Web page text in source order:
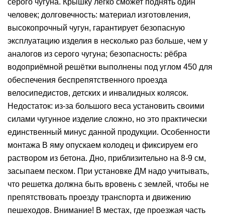
серого чугуна. Крышку легко сможет поднять один
человек; долговечность: материал изготовления,
высокопрочный чугун, гарантирует безопасную
эксплуатацию изделия в несколько раз больше, чем у
аналогов из серого чугуна; безопасность: рёбра
водоприёмной решётки выполнены под углом 450 для
обеспечения беспрепятственного проезда
велосипедистов, детских и инвалидных колясок.
Недостаток: из-за большого веса установить своими
силами чугунное изделие сложно, но это практически
единственный минус данной продукции. Особенности
монтажа В яму опускаем колодец и фиксируем его
раствором из бетона. Дно, приблизительно на 8-9 см,
засыпаем песком. При установке ДМ надо учитывать,
что решетка должна быть вровень с землей, чтобы не
препятствовать проезду транспорта и движению
пешеходов. Внимание! В местах, где проезжая часть